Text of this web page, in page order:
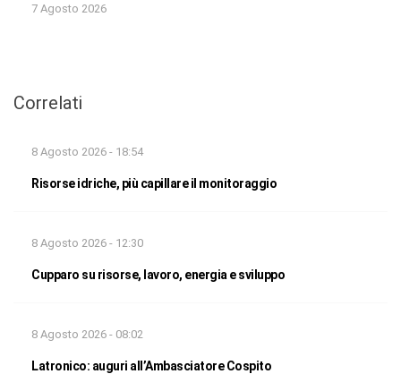
7 Agosto 2026
Correlati
8 Agosto 2026 - 18:54
Risorse idriche, più capillare il monitoraggio
8 Agosto 2026 - 12:30
Cupparo su risorse, lavoro, energia e sviluppo
8 Agosto 2026 - 08:02
Latronico: auguri all’Ambasciatore Cospito